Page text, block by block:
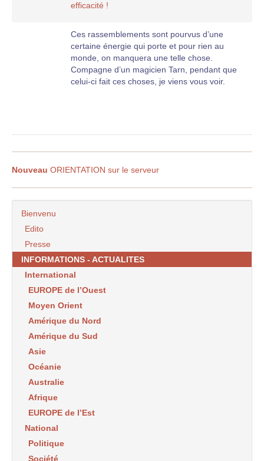
efficacité !
Ces rassemblements sont pourvus d’une
certaine énergie qui porte et pour rien au
monde, on manquera une telle chose.
Compagne d’un magicien Tarn, pendant que
celui-ci fait ces choses, je viens vous voir.
Nouveau ORIENTATION sur le serveur
Bienvenu
Edito
Presse
INFORMATIONS - ACTUALITES
International
EUROPE de l’Ouest
Moyen Orient
Amérique du Nord
Amérique du Sud
Asie
Océanie
Australie
Afrique
EUROPE de l’Est
National
Politique
Société